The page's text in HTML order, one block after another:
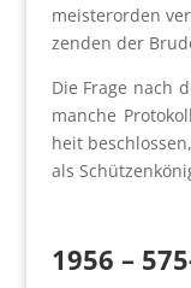
meis­ter­or­den
zen­den der
Die Fra­ge nach
man­che
heit
als
1956 –